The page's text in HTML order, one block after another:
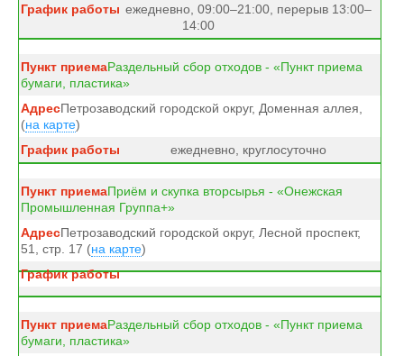
ежедневно, 09:00–21:00, перерыв 13:00–
14:00
Раздельный сбор отходов - «Пункт приема
бумаги, пластика»
Петрозаводский городской округ, Доменная аллея,
(на карте)
ежедневно, круглосуточно
Приём и скупка вторсырья - «Онежская
Промышленная Группа+»
Петрозаводский городской округ, Лесной проспект,
51, стр. 17 (на карте)
Раздельный сбор отходов - «Пункт приема
бумаги, пластика»